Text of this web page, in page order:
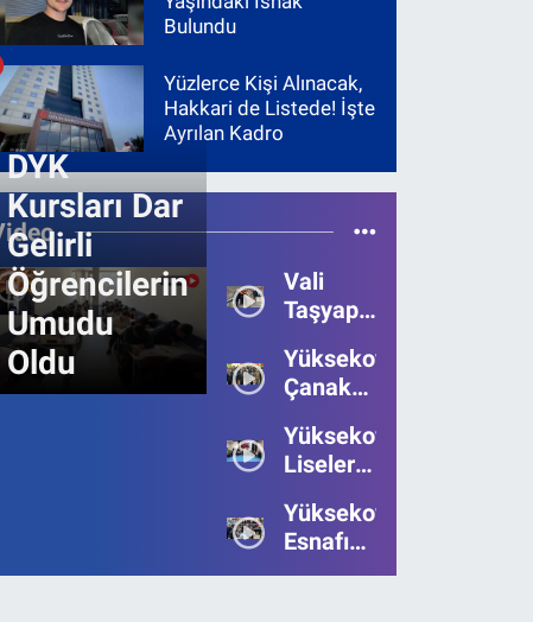
Bulundu
Yüzlerce Kişi Alınacak,
Hakkari de Listede! İşte
Ayrılan Kadro
DYK
Kursları Dar
Gelirli
Öğrencilerin
Umudu
Oldu
Vali
Taşyapan,
Bölgesinde
İncelemelerde
Bulundu
Yüksekova’da
Çanakkale
111.Yılı
Kutlandı
Yüksekova’da
Liseler
Bilgi
Yarışmasının
Birincisi
Yüksekova
Esnafı
Bayrama